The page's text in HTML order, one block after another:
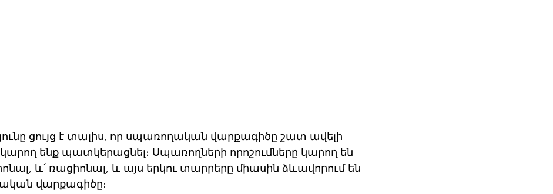
ցույց է տալիս, որ սպառողական վարքագիծը շատ ավելի
ենք պատկերացնել։ Սպառողների որոշումները կարող են
և՛ ռացիոնալ, և այս երկու տարրերը միասին ձևավորում են
վարքագիծը։